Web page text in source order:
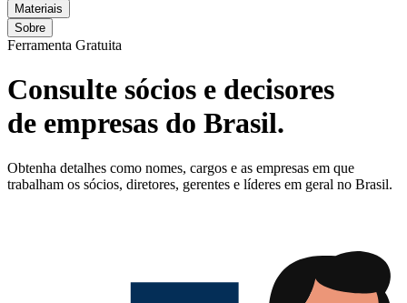
Materiais
Sobre
Ferramenta Gratuita
Consulte sócios e decisores
de empresas do Brasil.
Obtenha detalhes como nomes, cargos e as empresas em que
trabalham os sócios, diretores, gerentes e líderes em geral no Brasil.